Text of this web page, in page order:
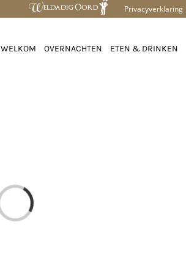
Privacyverklaring
WELKOM OVERNACHTEN ETEN & DRINKEN
Loading...